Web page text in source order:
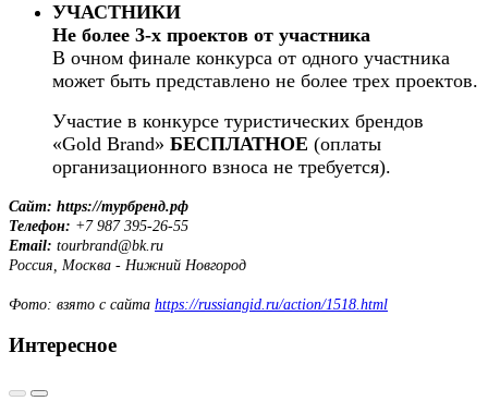
УЧАСТНИКИ
Не более 3-х проектов от участника
В очном финале конкурса от одного участника
может быть представлено не более трех проектов.
Участие в конкурсе туристических брендов
«Gold Brand» БЕСПЛАТНОЕ (оплаты
организационного взноса не требуется).
Сайт: https://турбренд.рф
Телефон: +7 987 395-26-55
Email: tourbrand@bk.ru
Россия, Москва - Нижний Новгород
Фото: взято с сайта https://russiangid.ru/action/1518.html
Интересное